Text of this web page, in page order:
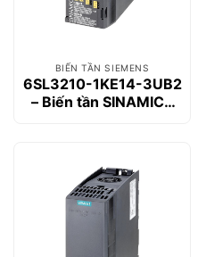
BIẾN TẦN SIEMENS
6SL3210-1KE14-3UB2
– Biến tần SINAMICS